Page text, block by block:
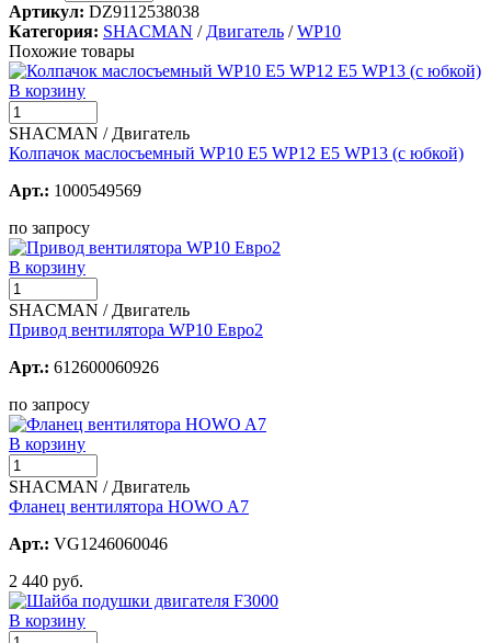
Артикул: DZ9112538038
Категория: SHACMAN / Двигатель /WP10
Похожие товары
В корзину
SHACMAN / Двигатель
Колпачок маслосъемный WP10 E5 WP12 Е5 WP13 (с юбкой)
Арт.: 1000549569
по запросу
В корзину
SHACMAN / Двигатель
Привод вентилятора WР10 Евро2
Арт.: 612600060926
по запросу
В корзину
SHACMAN / Двигатель
Фланец вентилятора HOWO A7
Арт.: VG1246060046
2 440 руб.
В корзину